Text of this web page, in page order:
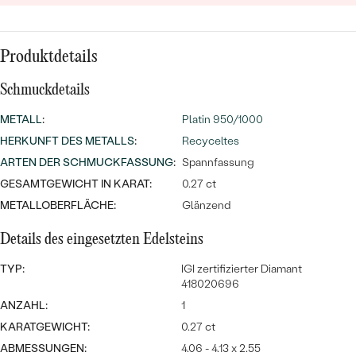
Meistverkaufte
Eheringe
ANSCHAUEN
NACH MATERIAL
GOLD
PLATIN
SILBER
EDELSTEINSCHMUCK
DIAMANTEN
PERLENSCHMUCK
NACH STYL
PERSONALISIERT
SYMBOLISCH
NACH ANLASS
PREISWERTE
LUXURIÖSE
Produktdetails
Schmuckdetails
METALL:
Platin 950/1000
HERKUNFT DES METALLS:
Recyceltes
ARTEN DER SCHMUCKFASSUNG: Spannfassung
GESAMTGEWICHT IN KARAT:
0.27 ct
METALLOBERFLÄCHE:
Glänzend
Details des eingesetzten Edelsteins
TYP:
IGI zertifizierter Diamant
418020696
ANZAHL:
1
KARATGEWICHT:
0.27 ct
ABMESSUNGEN:
4.06 - 4.13 x 2.55